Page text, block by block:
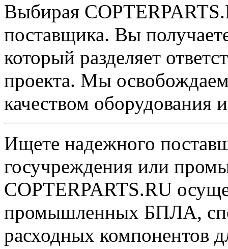
Выбирая
поставщика. Вы
который разделяет
проекта. Мы освобождаем
качеством оборудования
Ищете надежного
госучреждения или
COPTERPARTS.RU
промышленных БПЛА,
расходных компонентов